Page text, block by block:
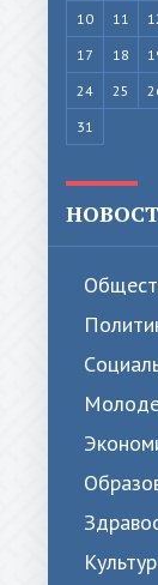
10
11
17
18
24
25
31